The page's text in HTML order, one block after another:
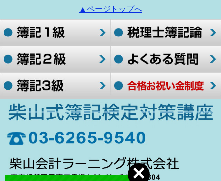
▲ページトップへ